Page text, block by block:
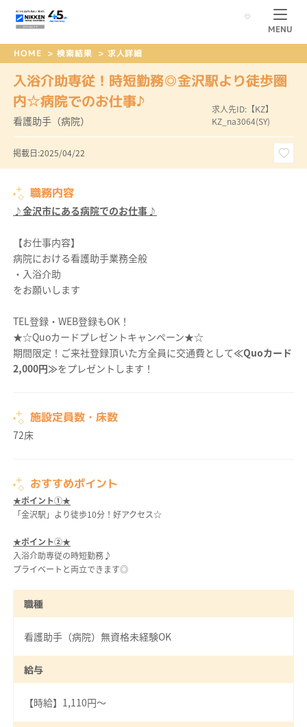
MENU
HOME > 検索結果 > 求人詳細
入浴介助専従！時短勤務◎金沢駅より徒歩圏
内☆病院でのお仕事♪
看護助手（病院）
求人先ID:【KZ】
KZ_na3064(SY)
掲載日:2025/04/22
職務内容
♪金沢市にある病院でのお仕事♪
【お仕事内容】
病院における看護助手業務全般
・入浴介助
をお願いします
TEL登録・WEB登録もOK！
★☆Quoカードプレゼントキャンペーン★☆
期間限定！ご来社登録頂いた方全員に交通費として≪Quoカード
2,000円≫をプレゼントします！
施設定員数・床数
72床
おすすめポイント
★ポイント①★
「金沢駅」より徒歩10分！好アクセス☆
★ポイント②★
入浴介助専従の時短勤務♪
プライベートと両立できます◎
職種
看護助手（病院）無資格未経験OK
給与
【時給】1,110円～